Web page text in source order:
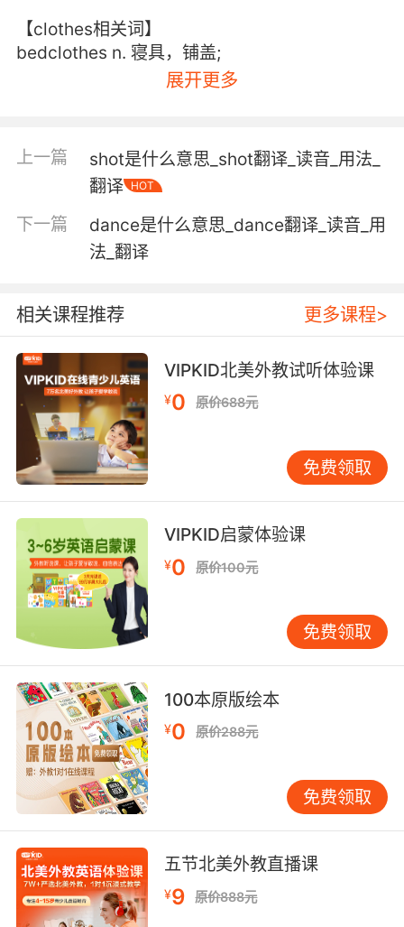
【clothes相关词】
bedclothes n. 寝具，铺盖;
clotheshorse n. 晒衣架;晾衣架;
clothespin n. 晒衣绳上夹衣服之夹子;
clothespress n. 衣橱;
nightclothes n. 睡衣;
smallclothes n. (18世纪穿的)紧身短裤;小件;小
underclothes n. 内衣;衬衣;内衣裤;
【clothes相关词条】
clothes tree n. 衣帽架，柱式衣帽架;衣架;
everyday clothes 便服;
clothes-horse n. 晾衣架;
town clothes 外衣;
long clothes 襁褓，婴孩衣服;
plain clothes n. 便衣，便服，便衣警察;便装;
clothes-line n. 晾衣绳;
clothes-pin n. 衣夹;晒衣夹;
fatigue clothes 工作服，工装;
model clothes 时装;
clothes-peg n. 晒衣绳上的衣夹;晒衣夹;
brand clothes 名牌服装;
clothes stand 衣帽架;
night clothes n. 睡衣;
clothes louse [医] 体虱;
swaddling clothes n. 襁褓，襁褓期;褯;
clothes holders [医]衣架;
clothes dryer 干衣机;
plain-clothes adj. （警察）穿便衣的;
pressure clothes [医]加压服;
clothes moth n. 蠹虫，蠹鱼子，衣蛾;
展开更多
上一篇
shot是什么意思_shot翻译_读音_用法_
翻译
HOT
下一篇
dance是什么意思_dance翻译_读音_用
法_翻译
相关课程推荐 更多课程>
VIPKID北美外教试听体验课
¥0 原价688元
免费领取
VIPKID启蒙体验课
¥0 原价100元
免费领取
100本原版绘本
¥0 原价288元
免费领取
五节北美外教直播课
¥9 原价888元